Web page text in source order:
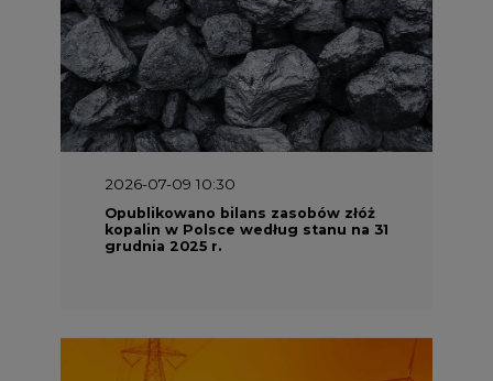
2026-07-09 10:30
Opublikowano bilans zasobów złóż
kopalin w Polsce według stanu na 31
grudnia 2025 r.